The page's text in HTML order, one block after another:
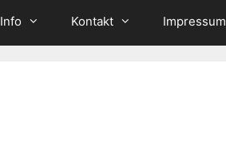
Info Kontakt Impressum